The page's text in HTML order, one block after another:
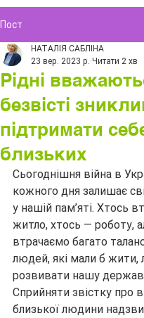
Пост
Рідні
безвісті
підтримати
близьких
НАТАЛІЯ САБЛІНА
23 вер. 2023 р. Читати 2 хв
Сьогоднішня війна в
кожного дня залишає
у нашій пам’яті. Хтось
житло, хтось — роботу,
втрачаємо багато
людей, які мали б жити,
розвивати нашу
Сприйняти звістку про
близької людини